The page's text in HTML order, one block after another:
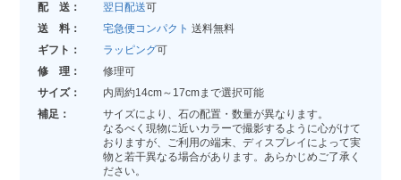
配 送： 翌日配送可
送 料：
宅急便コンパクト 送料無料
ギフト：
ラッピング可
修 理：
修理可
サイズ：
内周約14cm～17cmまで選択可能
補足：
サイズにより、石の配置・数量が異なります。
なるべく現物に近いカラーで撮影するように心がけて
おりますが、ご利用の端末、ディスプレイによって実
物と若干異なる場合があります。あらかじめご了承く
ださい。